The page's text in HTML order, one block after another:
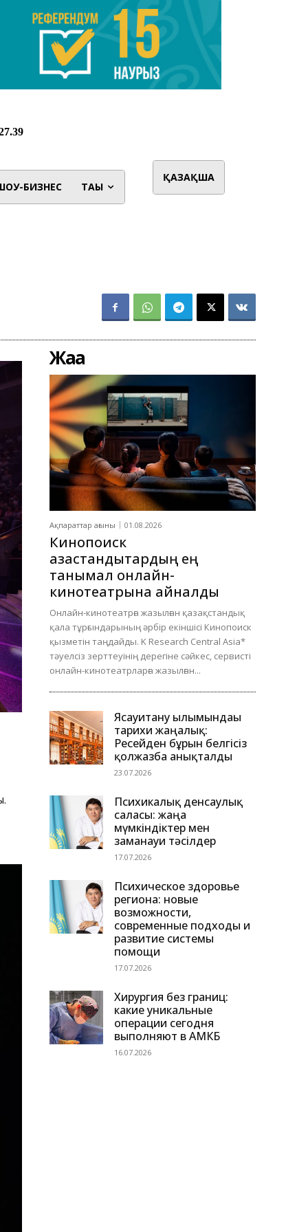
БИЗНЕС ТАҒЫ
ҚАЗАҚША
Жаңа
Ақпараттар ағыны 01.08.2026
Кинопоиск
қазақстандықтардың ең
танымал онлайн-
кинотеатрына айналды
Онлайн-кинотеатрға жазылған қазақстандық
қала тұрғындарының әрбір екіншісі Кинопоиск
қызметін таңдайды. K Research Central Asia*
тәуелсіз зерттеуінің дерегіне сәйкес, сервисті
онлайн-кинотеатрларға жазылған...
Ясауитану ғылымындағы
тарихи жаңалық:
Ресейден бұрын белгісіз
қолжазба анықталды
23.07.2026
Психикалық денсаулық
саласы: жаңа
мүмкіндіктер мен
заманауи тәсілдер
17.07.2026
Психическое здоровье
региона: новые
возможности,
современные подходы и
развитие системы
помощи
17.07.2026
Хирургия без границ:
какие уникальные
операции сегодня
выполняют в АМКБ
16.07.2026